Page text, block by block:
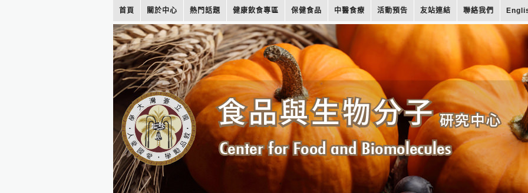
首頁 關於中心 熱門話題 健康飲食專區 保健食品 中醫食療 活動預告 友站連結 聯絡我們